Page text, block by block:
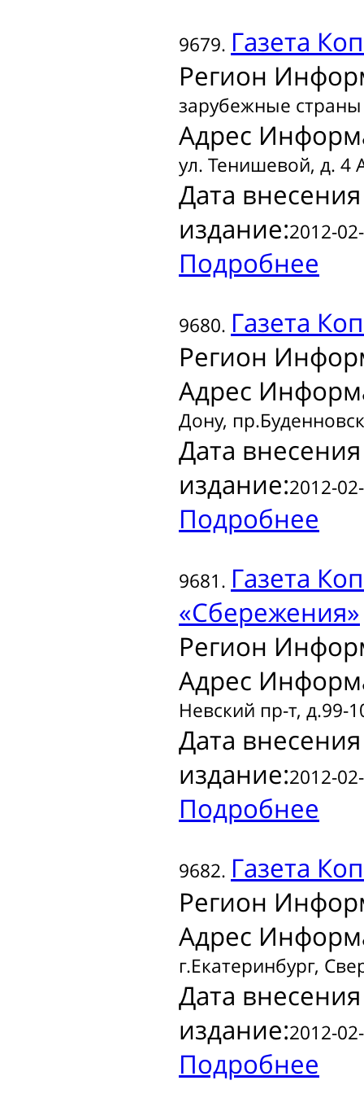
9679. Газета
Регион
зарубежные страны
Адрес
ул. Тенишевой, д. 4
Дата
издание:2012-
Подробнее
9680. Газета
Регион
Адрес
Дону,
Дата
издание:2012-
Подробнее
9681. Газета
«Сбережения»
Регион
Адрес
Невский пр-т, д.99-
Дата
издание:2012-
Подробнее
9682. Газета
Регион
Адрес
г.Екатеринбург,
Дата
издание:2012-
Подробнее